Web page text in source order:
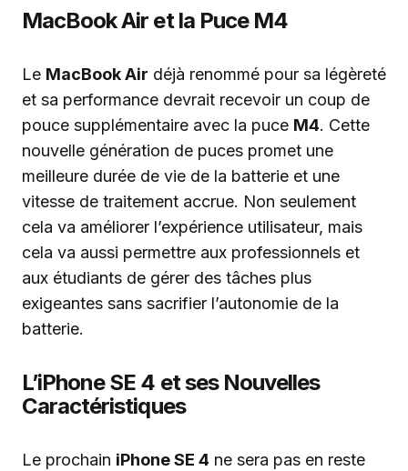
MacBook Air et la Puce M4
Le MacBook Air déjà renommé pour sa légèreté
et sa performance devrait recevoir un coup de
pouce supplémentaire avec la puce M4. Cette
nouvelle génération de puces promet une
meilleure durée de vie de la batterie et une
vitesse de traitement accrue. Non seulement
cela va améliorer l’expérience utilisateur, mais
cela va aussi permettre aux professionnels et
aux étudiants de gérer des tâches plus
exigeantes sans sacrifier l’autonomie de la
batterie.
L’iPhone SE 4 et ses Nouvelles
Caractéristiques
Le prochain iPhone SE 4 ne sera pas en reste